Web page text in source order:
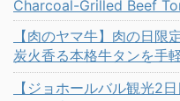
Charcoal-Grilled Beef
【肉のヤマ牛】肉の日限
炭火香る本格牛タンを手
【ジョホールバル観光2